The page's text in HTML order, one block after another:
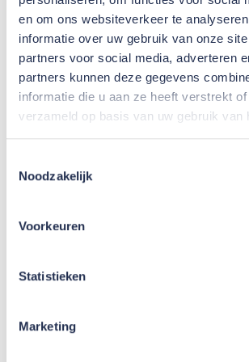
en om ons websiteverkeer te
informatie over uw gebruik van onze
partners voor social media, adverteren
partners kunnen deze gegevens
informatie die u aan ze heeft verstrekt
verzameld op basis van uw gebruik van
Noodzakelijk
Voorkeuren
Statistieken
Marketing
2 FEBRUARI 2023